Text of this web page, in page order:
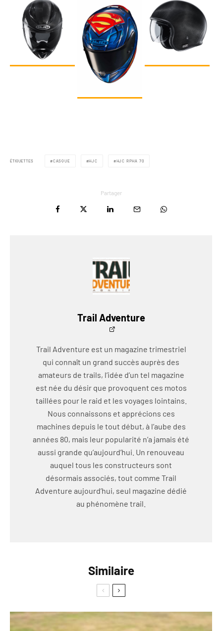
ÉTIQUETTES CASQUE HJC HJC RPHA 70
Partager
Trail Adventure
Trail Adventure est un magazine trimestriel
qui connaît un grand succès auprès des
amateurs de trails, l’idée d’un tel magazine
est née du désir que provoquent ces motos
taillées pour le raid et les voyages lointains.
Nous connaissons et apprécions ces
machines depuis le tout début, à l’aube des
années 80, mais leur popularité n’a jamais été
aussi grande qu’aujourd’hui. Un renouveau
auquel tous les constructeurs sont
désormais associés, tout comme Trail
Adventure aujourd’hui, seul magazine dédié
au phénomène trail.
Similaire